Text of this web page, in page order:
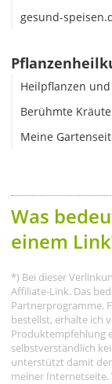
gesund-
Heilpflanzen
Berühmte
Meine
Was
einem
*) Bei dieser
Affiliate-Link. Das
Partnerprogramme.
bestellst, erhalte ich
Produktempfehlung
selbstverständlich
unterstützt damit
meiner Internetseite.